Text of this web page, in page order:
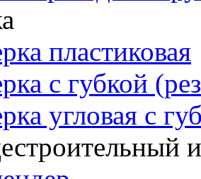
пластиковая
с губкой
угловая с